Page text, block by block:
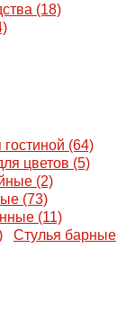
(18)
(64)
цветов (5)
(2)
(73)
(11)
Стулья барные